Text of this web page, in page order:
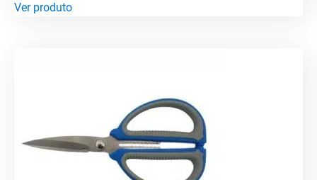
Ver produto